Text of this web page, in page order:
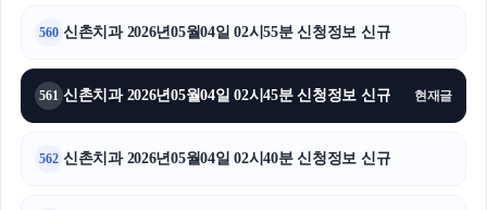
560 신촌치과 2026년05월04일 02시55분 신청정보 신규
561 신촌치과 2026년05월04일 02시45분 신청정보 신규 현재글
562 신촌치과 2026년05월04일 02시40분 신청정보 신규